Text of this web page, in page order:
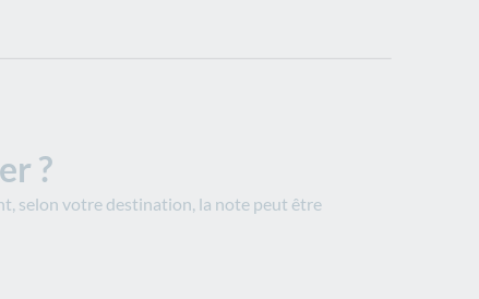
?
selon votre destination, la note peut être